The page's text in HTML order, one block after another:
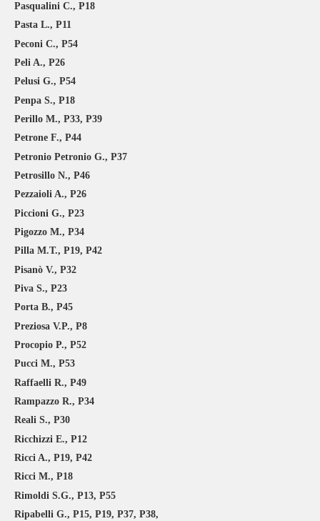
Pasqualini C., P18
Pasta L., P11
Peconi C., P54
Peli A., P26
Pelusi G., P54
Penpa S., P18
Perillo M., P33, P39
Petrone F., P44
Petronio Petronio G., P37
Petrosillo N., P46
Pezzaioli A., P26
Piccioni G., P23
Pigozzo M., P34
Pilla M.T., P19, P42
Pisanò V., P32
Piva S., P23
Porta B., P45
Preziosa V.P., P8
Procopio P., P52
Pucci M., P53
Raffaelli R., P49
Rampazzo R., P34
Reali S., P30
Ricchizzi E., P12
Ricci A., P19, P42
Ricci M., P18
Rimoldi S.G., P13, P55
Ripabelli G., P15, P19, P37, P38,